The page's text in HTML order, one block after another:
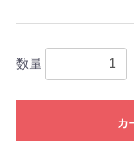
数量
カ